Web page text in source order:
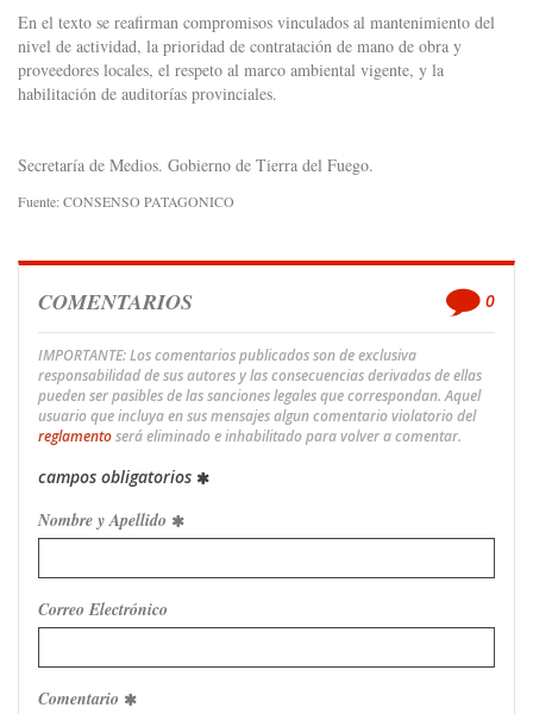
En el texto se reafirman compromisos vinculados al mantenimiento del
nivel de actividad, la prioridad de contratación de mano de obra y
proveedores locales, el respeto al marco ambiental vigente, y la
habilitación de auditorías provinciales.
Secretaría de Medios. Gobierno de Tierra del Fuego.
Fuente: CONSENSO PATAGONICO
COMENTARIOS 0
IMPORTANTE: Los comentarios publicados son de exclusiva
responsabilidad de sus autores y las consecuencias derivadas de ellas
pueden ser pasibles de las sanciones legales que correspondan. Aquel
usuario que incluya en sus mensajes algun comentario violatorio del
reglamentoserá eliminado e inhabilitado para volver a comentar.
campos obligatorios
Nombre y Apellido
Correo Electrónico
Comentario